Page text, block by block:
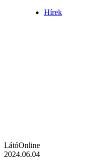
Hírek
LátóOnline
2024.06.04